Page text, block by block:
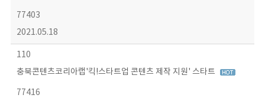
77403
2021.05.18
110
충북콘텐츠코리아랩'킥!스타트업 콘텐츠 제작 지원' 스타트
77416